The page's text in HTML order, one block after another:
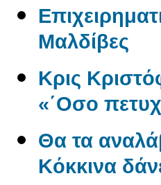
Μαλδίβες
Κρις
«΄Οσο
Θα τα
Kόκκινα